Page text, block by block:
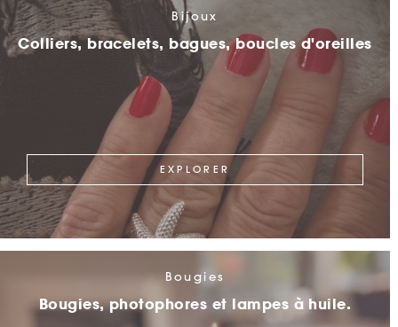
Bijoux
Colliers, bracelets, bagues, boucles d'oreilles
EXPLORER
Bougies
Bougies, photophores et lampes à huile.